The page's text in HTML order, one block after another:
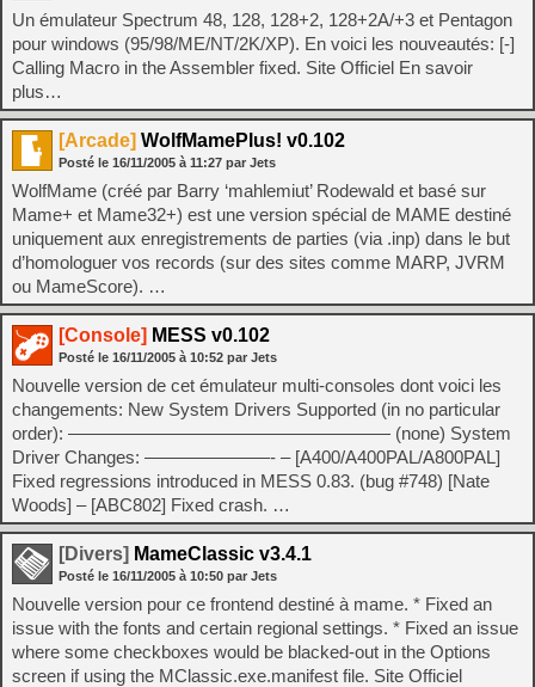
Un émulateur Spectrum 48, 128, 128+2, 128+2A/+3 et Pentagon
pour windows (95/98/ME/NT/2K/XP). En voici les nouveautés: [-]
Calling Macro in the Assembler fixed. Site Officiel En savoir
plus…
[Arcade] WolfMamePlus! v0.102
Posté le 16/11/2005 à 11:27 par Jets
WolfMame (créé par Barry ‘mahlemiut’ Rodewald et basé sur
Mame+ et Mame32+) est une version spécial de MAME destiné
uniquement aux enregistrements de parties (via .inp) dans le but
d’homologuer vos records (sur des sites comme MARP, JVRM
ou MameScore). …
[Console] MESS v0.102
Posté le 16/11/2005 à 10:52 par Jets
Nouvelle version de cet émulateur multi-consoles dont voici les
changements: New System Drivers Supported (in no particular
order): —————————————————— (none) System
Driver Changes: ———————- – [A400/A400PAL/A800PAL]
Fixed regressions introduced in MESS 0.83. (bug #748) [Nate
Woods] – [ABC802] Fixed crash. …
[Divers] MameClassic v3.4.1
Posté le 16/11/2005 à 10:50 par Jets
Nouvelle version pour ce frontend destiné à mame. * Fixed an
issue with the fonts and certain regional settings. * Fixed an issue
where some checkboxes would be blacked-out in the Options
screen if using the MClassic.exe.manifest file. Site Officiel